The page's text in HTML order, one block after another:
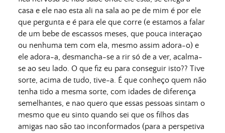
casa e ele nao esta ali na sala ao pe de mim é por ele
que pergunta e é para ele que corre (e estamos a falar
de um bebe de escassos meses, que pouca interaçao
ou nenhuma tem com ela, mesmo assim adora-o) e
ele adora-a, desmancha-se a rir só de a ver, acalma-
se ao seu lado. O que fiz eu para conseguir isto?? Tive
sorte, acima de tudo, tive-a. É que conheço quem não
tenha tido a mesma sorte, com idades de diferença
semelhantes, e nao quero que essas pessoas sintam o
mesmo que eu sinto quando sei que os filhos das
amigas nao são tao inconformados (para a perspetiva